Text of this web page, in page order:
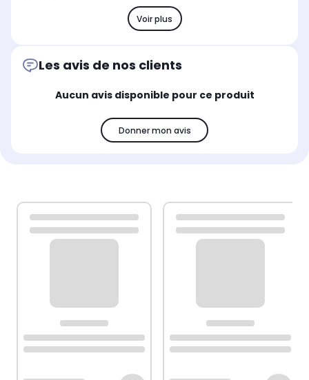
Voir plus
Les avis de nos clients
Aucun avis disponible pour ce produit
Donner mon avis